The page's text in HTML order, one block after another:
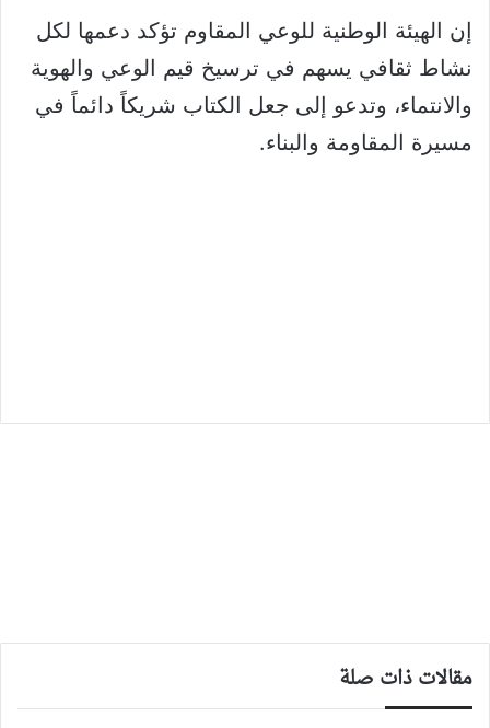
إن الهيئة الوطنية للوعي المقاوم تؤكد دعمها لكل
نشاط ثقافي يسهم في ترسيخ قيم الوعي والهوية
والانتماء، وتدعو إلى جعل الكتاب شريكاً دائماً في
مسيرة المقاومة والبناء.
مقالات ذات صلة